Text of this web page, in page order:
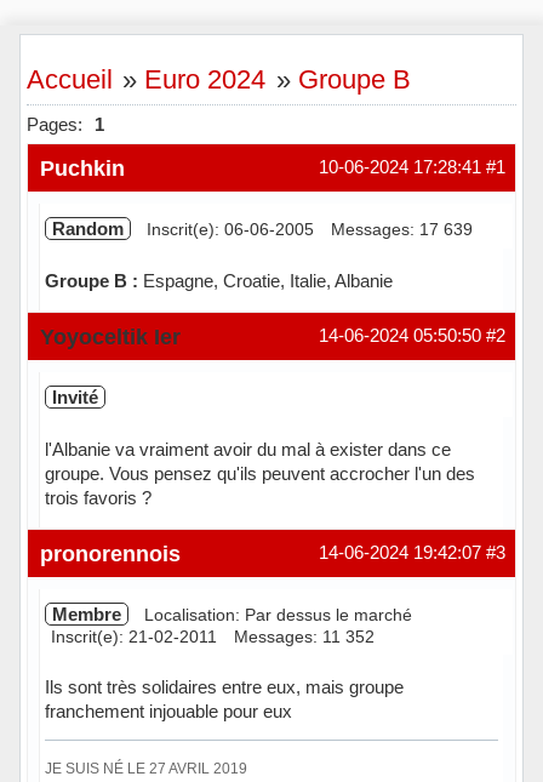
Accueil » Euro 2024 » Groupe B
Pages: 1
#1
10-06-2024 17:28:41
Puchkin
Random Inscrit(e): 06-06-2005 Messages: 17 639
Groupe B : Espagne, Croatie, Italie, Albanie
Hors ligne #2
14-06-2024 05:50:50
Yoyoceltik Ier
Invité
l'Albanie va vraiment avoir du mal à exister dans ce
groupe. Vous pensez qu'ils peuvent accrocher l'un des
trois favoris ?
#3
14-06-2024 19:42:07
pronorennois
Membre
Localisation: Par dessus le marché
Inscrit(e): 21-02-2011
Messages: 11 352
Ils sont très solidaires entre eux, mais groupe
franchement injouable pour eux
JE SUIS NÉ LE 27 AVRIL 2019